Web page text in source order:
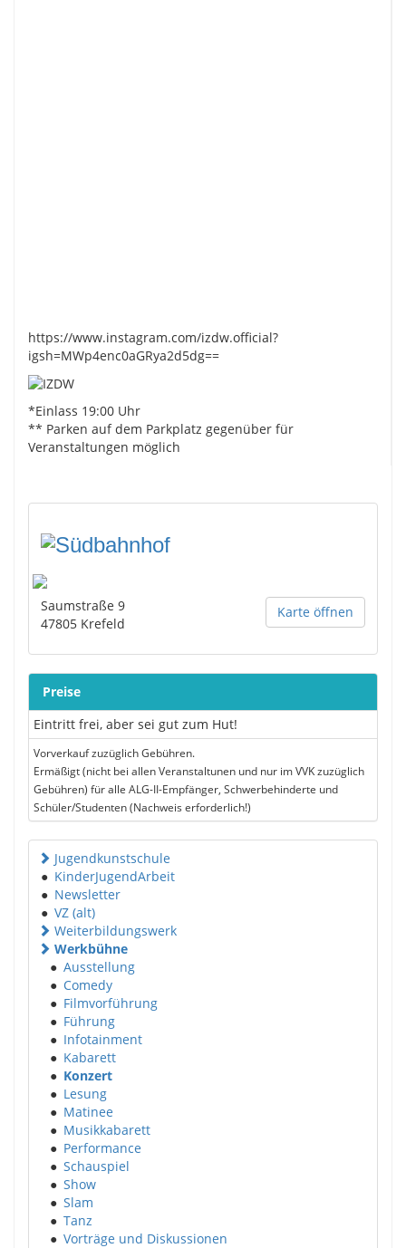
https://www.instagram.com/izdw.official?
igsh=MWp4enc0aGRya2d5dg==
*Einlass 19:00 Uhr
** Parken auf dem Parkplatz gegenüber für
Veranstaltungen möglich
Karte öffnen
Saumstraße 9
47805 Krefeld
Preise
Eintritt frei, aber sei gut zum Hut!
Vorverkauf zuzüglich Gebühren.
Ermäßigt (nicht bei allen Veranstaltunen und nur im VVK zuzüglich
Gebühren) für alle ALG-II-Empfänger, Schwerbehinderte und
Schüler/Studenten (Nachweis erforderlich!)
Jugendkunstschule
● KinderJugendArbeit
● Newsletter
● VZ (alt)
Weiterbildungswerk
Werkbühne
● Ausstellung
● Comedy
● Filmvorführung
● Führung
● Infotainment
● Kabarett
● Konzert
● Lesung
● Matinee
● Musikkabarett
● Performance
● Schauspiel
● Show
● Slam
● Tanz
● Vorträge und Diskussionen